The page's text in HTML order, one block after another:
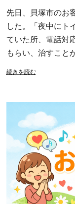
先日、貝塚市のお
した。「夜中にト
ていた所、電話対
もらい、治すこと
続きを読む